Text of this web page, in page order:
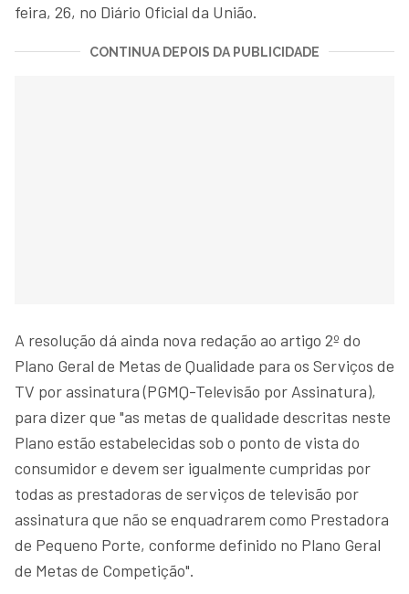
feira, 26, no Diário Oficial da União.
CONTINUA DEPOIS DA PUBLICIDADE
A resolução dá ainda nova redação ao artigo 2º do
Plano Geral de Metas de Qualidade para os Serviços de
TV por assinatura (PGMQ-Televisão por Assinatura),
para dizer que "as metas de qualidade descritas neste
Plano estão estabelecidas sob o ponto de vista do
consumidor e devem ser igualmente cumpridas por
todas as prestadoras de serviços de televisão por
assinatura que não se enquadrarem como Prestadora
de Pequeno Porte, conforme definido no Plano Geral
de Metas de Competição".